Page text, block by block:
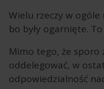
Wielu rzeczy w ogóle
bo były ogarnięte.
Mimo tego, że sporo
oddelegować, w
odpowiedzialność